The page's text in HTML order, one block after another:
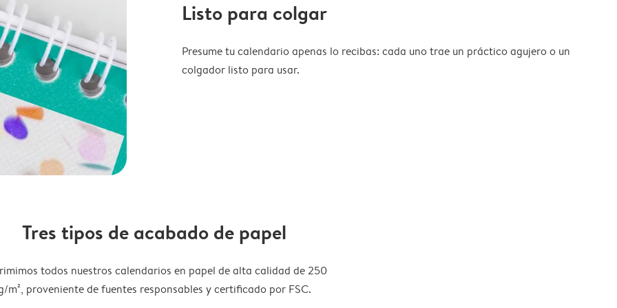
Listo para colgar
Presume tu calendario apenas lo recibas: cada uno trae un práctico agujero o un
colgador listo para usar.
Tres tipos de acabado de papel
todos nuestros calendarios en papel de alta calidad de 250
m², proveniente de fuentes responsables y certificado por FSC.